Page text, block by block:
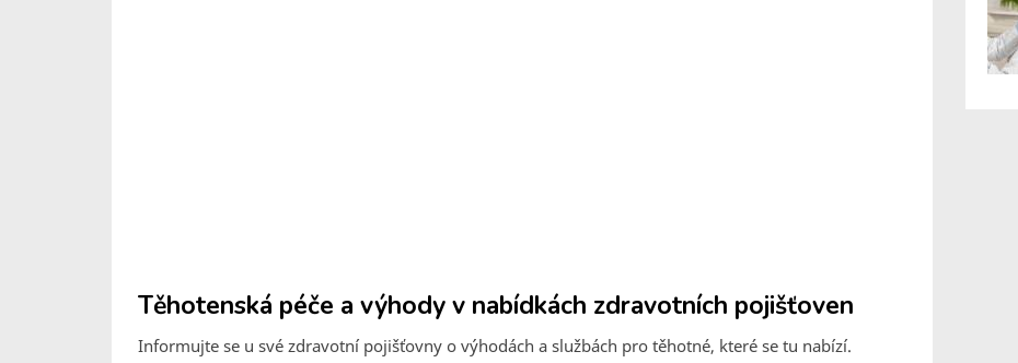
Těhotenská péče a výhody v nabídkách zdravotních pojišťoven
Informujte se u své zdravotní pojišťovny o výhodách a službách pro těhotné, které se tu nabízí.